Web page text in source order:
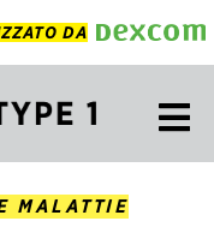
DA
MALATTIE